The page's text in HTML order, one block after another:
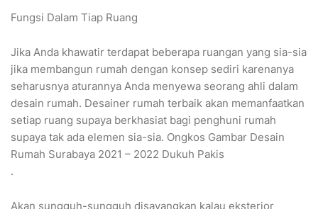
Fungsi Dalam Tiap Ruang
Jika Anda khawatir terdapat beberapa ruangan yang sia-sia
jika membangun rumah dengan konsep sediri karenanya
seharusnya aturannya Anda menyewa seorang ahli dalam
desain rumah. Desainer rumah terbaik akan memanfaatkan
setiap ruang supaya berkhasiat bagi penghuni rumah
supaya tak ada elemen sia-sia. Ongkos Gambar Desain
Rumah Surabaya 2021 – 2022 Dukuh Pakis
.
Akan sungguh-sungguh disayangkan kalau eksterior